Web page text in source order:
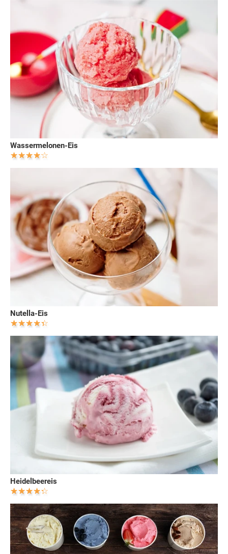
Wassermelonen-Eis
Nutella-Eis
Heidelbeereis